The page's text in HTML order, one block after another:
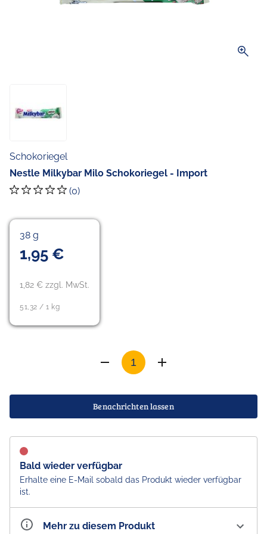
zoom_in
Schokoriegel
Nestle Milkybar Milo Schokoriegel - Import
(0)
38 g
1,95 €
1,82 € zzgl. MwSt.
51,32 / 1 kg
Benachrichten lassen
Bald wieder verfügbar
Erhalte eine E-Mail sobald das Produkt wieder verfügbar
ist.
Mehr zu diesem Produkt